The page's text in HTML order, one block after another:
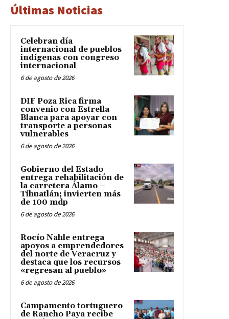
Últimas Noticias
Celebran día
internacional de pueblos
indígenas con congreso
internacional
6 de agosto de 2026
DIF Poza Rica firma
convenio con Estrella
Blanca para apoyar con
transporte a personas
vulnerables
6 de agosto de 2026
Gobierno del Estado
entrega rehabilitación de
la carretera Álamo –
Tihuatlán; invierten más
de 100 mdp
6 de agosto de 2026
Rocío Nahle entrega
apoyos a emprendedores
del norte de Veracruz y
destaca que los recursos
«regresan al pueblo»
6 de agosto de 2026
Campamento tortuguero
de Rancho Paya recibe